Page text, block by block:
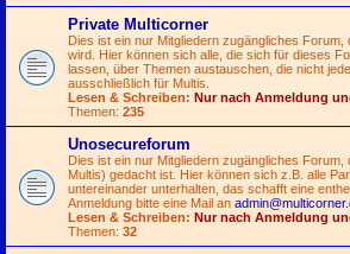
Private Multicorner
Dies ist ein nur Mitgliedern zugängliches
wird. Hier können sich alle, die sich für dieses
lassen, über Themen austauschen, die nicht
ausschließlich für Multis.
Lesen & Schreiben: Nur nach Anmeldung
Themen: 235
Unosecureforum
Dies ist ein nur Mitgliedern zugängliches
Multis) gedacht ist. Hier können sich z.B. alle
untereinander unterhalten, das schafft eine
Anmeldung bitte eine Mail an
Lesen & Schreiben: Nur nach Anmeldung
Themen: 32